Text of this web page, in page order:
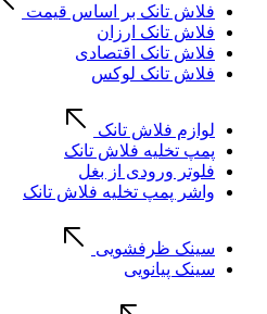
فلاش تانک بر اساس قیمت
فلاش تانک ارزان
فلاش تانک اقتصادی
فلاش تانک لوکس
لوازم فلاش تانک
پمپ تخلیه فلاش تانک
فلوتر ورودی از بغل
واشر پمپ تخلیه فلاش تانک
سینک ظرفشویی
سینک پیانویی